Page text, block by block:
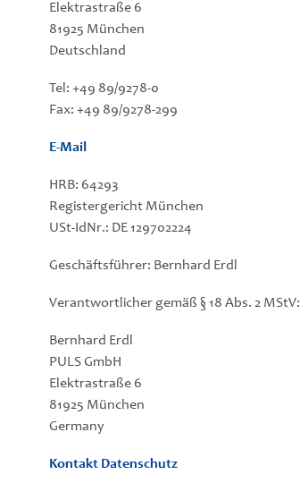
Elektrastraße 6
81925 München
Deutschland
Tel: +49 89/9278-0
Fax: +49 89/9278-299
E-Mail
HRB: 64293
Registergericht München
USt-IdNr.: DE 129702224
Geschäftsführer: Bernhard Erdl
Verantwortlicher gemäß § 18 Abs. 2 MStV:
Bernhard Erdl
PULS GmbH
Elektrastraße 6
81925 München
Germany
Kontakt Datenschutz